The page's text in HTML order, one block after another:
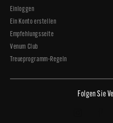
Einloggen
Ein Konto erstellen
Empfehlungsseite
Venum Club
Treueprogramm-Regeln
Folgen Sie